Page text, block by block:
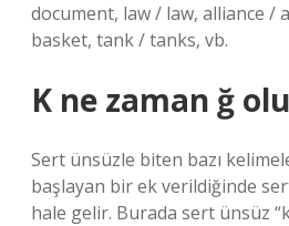
document, law / law, alliance /
basket, tank / tanks, vb.
K ne zaman ğ
Sert ünsüzle biten bazı
başlayan bir ek verildiğinde
hale gelir. Burada sert ünsüz